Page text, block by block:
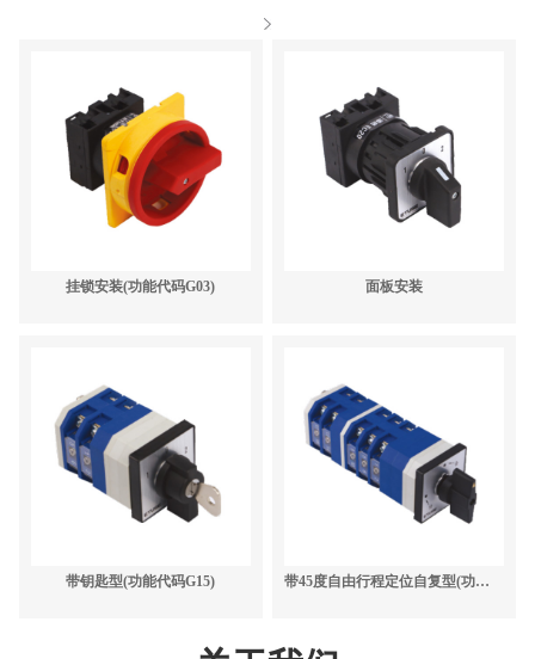
挂锁安装(功能代码G03) 面板安装
带钥匙型(功能代码G15) 带45度自由行程定位自复型(功能代码G14)